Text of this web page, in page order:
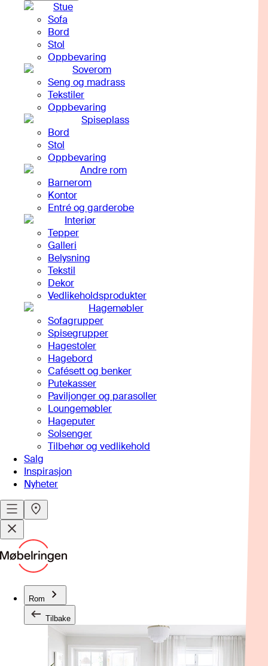
Stue
Sofa
Bord
Stol
Oppbevaring
Soverom
Seng og madrass
Tekstiler
Oppbevaring
Spiseplass
Bord
Stol
Oppbevaring
Andre rom
Barnerom
Kontor
Entré og garderobe
Interiør
Tepper
Galleri
Belysning
Tekstil
Dekor
Vedlikeholdsprodukter
Hagemøbler
Sofagrupper
Spisegrupper
Hagestoler
Hagebord
Cafésett og benker
Putekasser
Paviljonger og parasoller
Loungemøbler
Hageputer
Solsenger
Tilbehør og vedlikehold
Salg
Inspirasjon
Nyheter
Rom
Tilbake